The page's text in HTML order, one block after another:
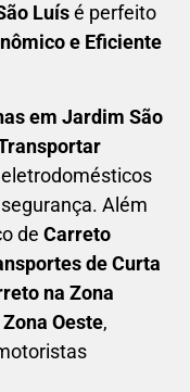
Luísé perfeito
e Eficiente
em Jardim São
Além
de Carreto
de Curta
na Zona
Oeste,